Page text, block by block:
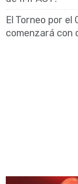
El Torneo por el
comenzará con